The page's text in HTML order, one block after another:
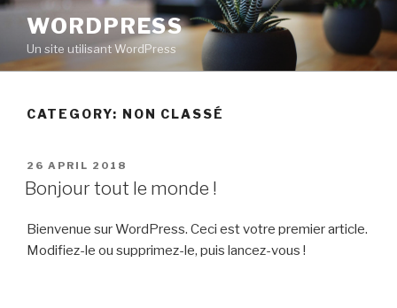
Skip
content
WORDPRESS
Un site utilisant WordPress
CATEGORY: NON CLASSÉ
POSTED
ON
26 APRIL 2018
Bonjour tout le monde !
Bienvenue sur WordPress. Ceci est votre premier article.
Modifiez-le ou supprimez-le, puis lancez-vous !